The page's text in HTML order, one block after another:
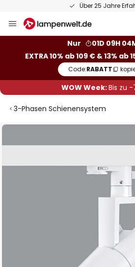
Über 25 Jahre
Inhalt
Nur
01D 09H
EXTRA 10% ab 109 € & 13% ab
Code:RABATT
WOW Week:Bis zu -
3-Phasen Schienensystem
Zum
Ende
Bildgalerie